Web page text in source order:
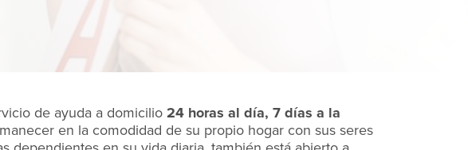
de ayuda a domicilio 24 horas al día, 7 días a la
en la comodidad de su propio hogar con sus seres